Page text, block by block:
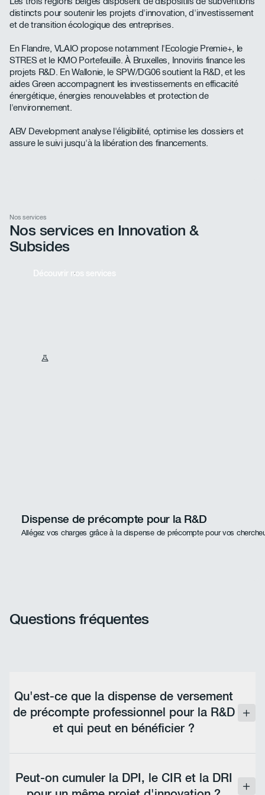
distincts pour soutenir les projets d'innovation, d'investissement
et de transition écologique des entreprises.
En Flandre, VLAIO propose notamment l'Ecologie Premie+, le
STRES et le KMO Portefeuille. À Bruxelles, Innoviris finance les
projets R&D. En Wallonie, le SPW/DG06 soutient la R&D, et les
aides Green accompagnent les investissements en efficacité
énergétique, énergies renouvelables et protection de
l'environnement.
ABV Development analyse l'éligibilité, optimise les dossiers et
assure le suivi jusqu'à la libération des financements.
Nos services
Nos services en Innovation &
Subsides
Découvrir nos services
Dispense de précompte pour la R&D
Allégez vos charges grâce à la dispense de précompte pour vos
Questions fréquentes
Qu'est-ce que la dispense de versement
de précompte professionnel pour la R&D
et qui peut en bénéficier ?
professionnel retenu sur les salaires des travailleurs
Peut-on cumuler la DPI, le CIR et la DRI